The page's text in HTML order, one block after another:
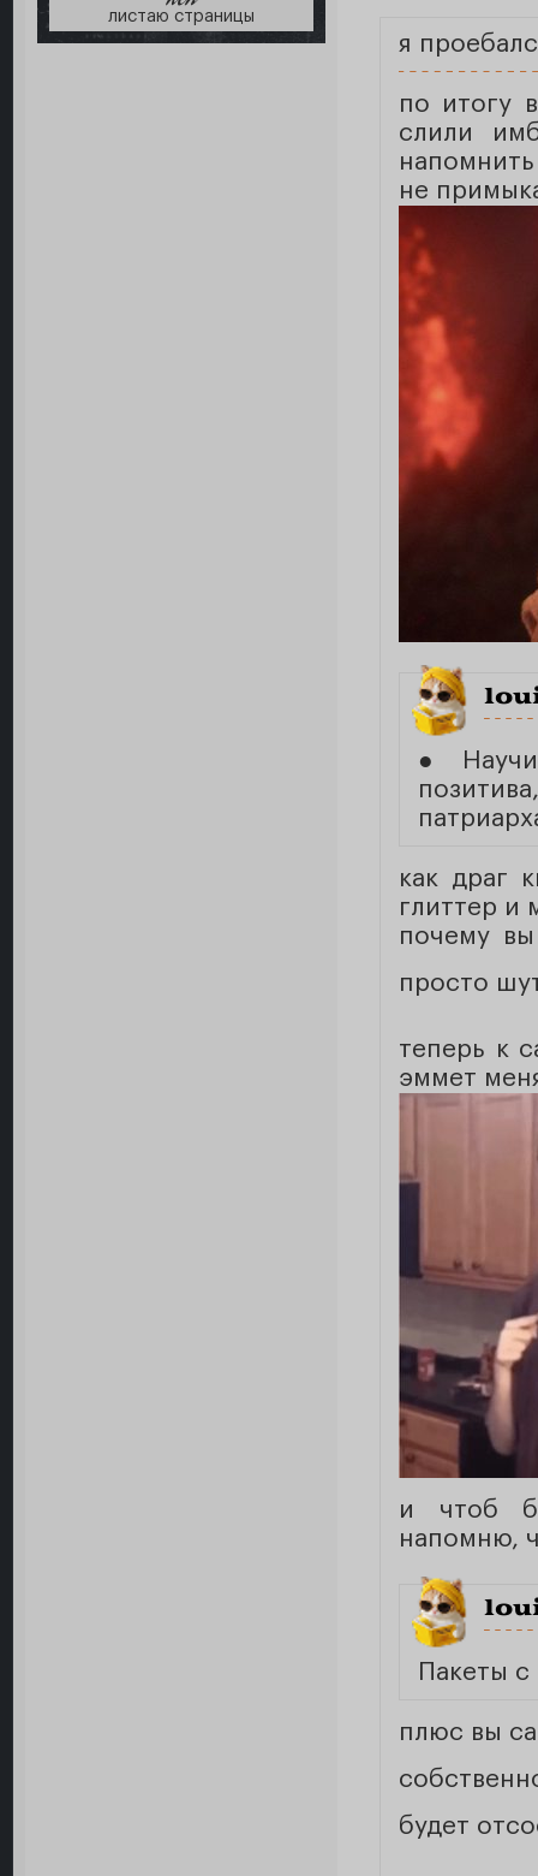
листаю страницы
я
по итогу
слили
не
●
как драг
глиттер
почему
просто
теперь к
эммет
и чтоб
напомню,
Пакеты
плюс вы
будет